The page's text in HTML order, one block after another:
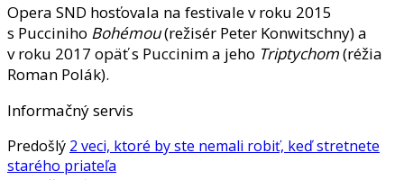
Opera SND hosťovala na festivale v roku 2015
s Pucciniho Bohémou(režisér Peter Konwitschny) a
v roku 2017 opäť s Puccinim a jeho Triptychom(réžia
Roman Polák).
Informačný servis
Predošlý 2 veci, ktoré by ste nemali robiť, keď stretnete
starého priateľa